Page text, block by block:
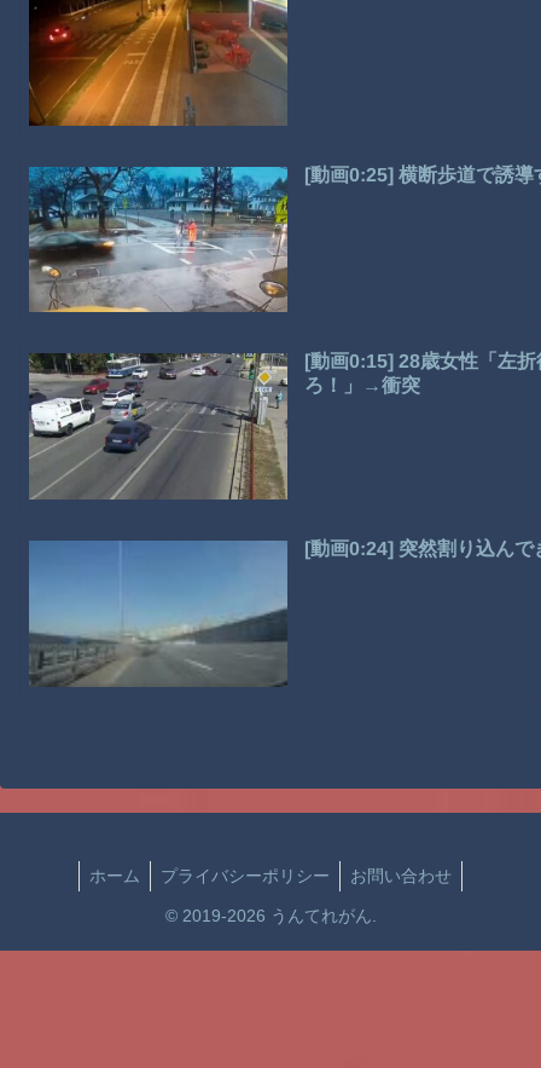
[動画0:25] 横断歩道で誘
[動画0:15] 28歳女性「左
ろ！」→衝突
[動画0:24] 突然割り込ん
ホーム プライバシーポリシー お問い合わせ
© 2019-2026 うんてれがん.